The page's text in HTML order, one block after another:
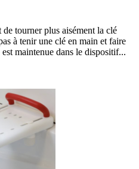
tourner plus aisément la clé
à tenir une clé en main et faire
maintenue dans le dispositif...